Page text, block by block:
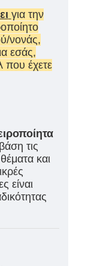
για την
νονάς,
εσάς,
που έχετε
τις
και
είναι